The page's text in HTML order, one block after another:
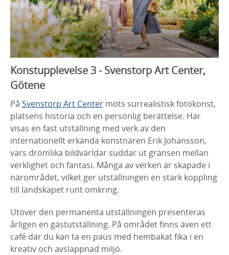
Konstupplevelse 3 - Svenstorp Art Center,
Götene
På Svenstorp Art Center möts surrealistisk fotokonst,
platsens historia och en personlig berättelse. Här
visas en fast utställning med verk av den
internationellt erkända konstnären Erik Johansson,
vars drömlika bildvärldar suddar ut gränsen mellan
verklighet och fantasi. Många av verken är skapade i
närområdet, vilket ger utställningen en stark koppling
till landskapet runt omkring.
Utöver den permanenta utställningen presenteras
årligen en gästutställning. På området finns även ett
café där du kan ta en paus med hembakat fika i en
kreativ och avslappnad miljö.